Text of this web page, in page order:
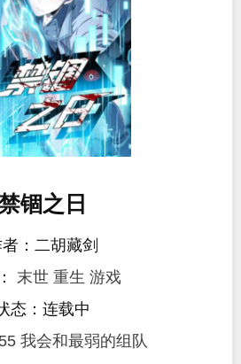
锢之日
：二胡藏剑
末世 重生 游戏
态：连载中
我会和最弱的组队